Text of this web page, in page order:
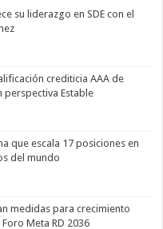
su liderazgo en SDE con el
crediticia AAA de
perspectiva Estable
que escala 17 posiciones en
del mundo
medidas para crecimiento
Meta RD 2036